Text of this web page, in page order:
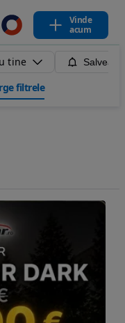
Vinde
acum
tine
filtrele